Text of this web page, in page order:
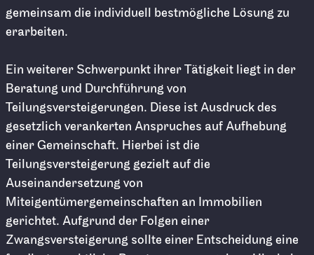
gemeinsam die individuell bestmögliche Lösung zu
erarbeiten.
Ein weiterer Schwerpunkt ihrer Tätigkeit liegt in der
Beratung und Durchführung von
Teilungsversteigerungen. Diese ist Ausdruck des
gesetzlich verankerten Anspruches auf Aufhebung
einer Gemeinschaft. Hierbei ist die
Teilungsversteigerung gezielt auf die
Auseinandersetzung von
Miteigentümergemeinschaften an Immobilien
gerichtet. Aufgrund der Folgen einer
Zwangsversteigerung sollte einer Entscheidung eine